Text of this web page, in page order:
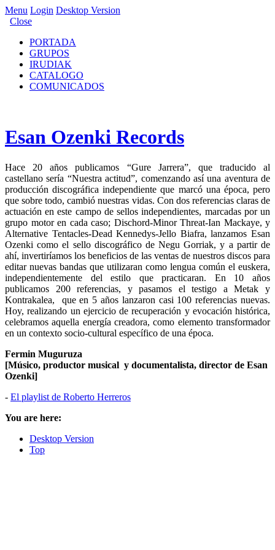
Menu Login Desktop Version
Close
PORTADA
GRUPOS
IRUDIAK
CATALOGO
COMUNICADOS
Esan Ozenki Records
Hace 20 años publicamos “Gure Jarrera”, que traducido al
castellano sería “Nuestra actitud”, comenzando así una aventura de
producción discográfica independiente que marcó una época, pero
que sobre todo, cambió nuestras vidas. Con dos referencias claras de
actuación en este campo de sellos independientes, marcadas por un
grupo motor en cada caso; Dischord-Minor Threat-Ian Mackaye, y
Alternative Tentacles-Dead Kennedys-Jello Biafra, lanzamos Esan
Ozenki como el sello discográfico de Negu Gorriak, y a partir de
ahí, invertiríamos los beneficios de las ventas de nuestros discos para
editar nuevas bandas que utilizaran como lengua común el euskera,
independientemente del estilo que practicaran. En 10 años
publicamos 200 referencias, y pasamos el testigo a Metak y
Kontrakalea, que en 5 años lanzaron casi 100 referencias nuevas.
Hoy, realizando un ejercicio de recuperación y evocación histórica,
celebramos aquella energía creadora, como elemento transformador
en un contexto socio-cultural específico de una época.
Fermin Muguruza
[Músico, productor musical y documentalista, director de Esan
Ozenki]
- El playlist de Roberto Herreros
You are here:
Desktop Version
Top